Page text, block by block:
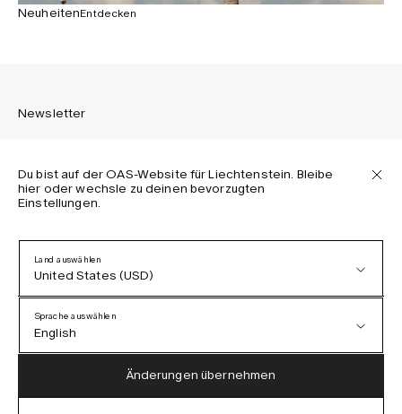
NeuheitenEntdecken
Newsletter
Melden Sie sich an, um die neuesten Informationen über
Datenschutzerklärung
AGB
Barrierefreiheit
Cookie-Richtlinie
Du bist auf der OAS-Website für Liechtenstein. Bleibe
hier oder wechsle zu deinen bevorzugten
Einstellungen.
Land auswählen
United States (USD)
Austria (EUR)
Sprache auswählen
English
German
Änderungen übernehmen